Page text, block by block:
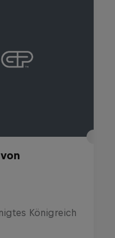
Königreich